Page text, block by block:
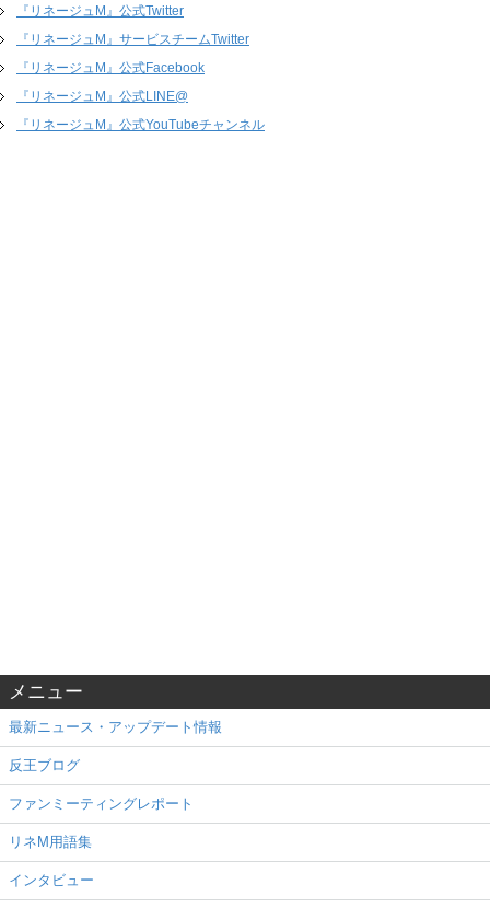
『リネージュM』公式Twitter
『リネージュM』サービスチームTwitter
『リネージュM』公式Facebook
『リネージュM』公式LINE@
『リネージュM』公式YouTubeチャンネル
メニュー
最新ニュース・アップデート情報
反王ブログ
ファンミーティングレポート
リネM用語集
インタビュー